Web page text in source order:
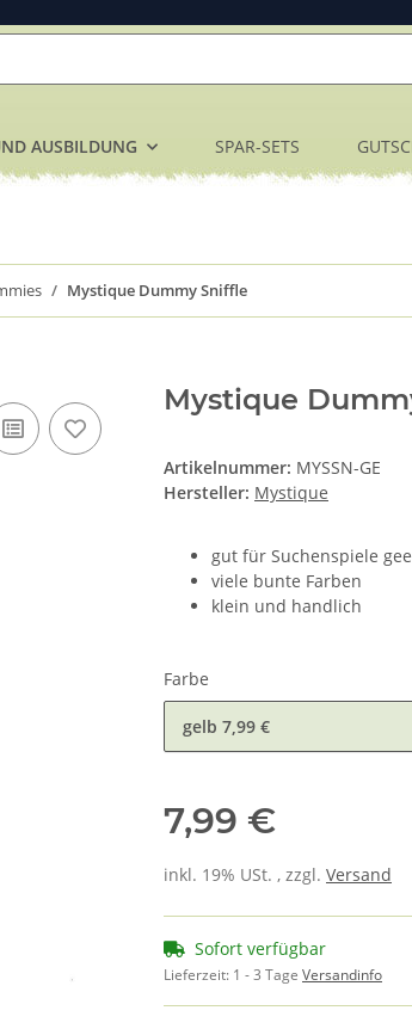
AUSBILDUNG SPAR-SETS
Mystique Dummy Sniffle
Mystique
Artikelnummer: MYSSN-GE
Hersteller: Mystique
gut für Suchenspiele
viele bunte Farben
klein und handlich
Farbe
gelb 7,99 €
7,99 €
inkl. 19% USt. , zzgl. Versand
Sofort verfügbar
Lieferzeit: 1 - 3 Tage Versandinfo